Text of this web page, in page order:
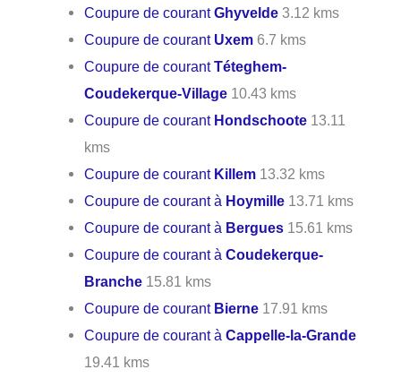
Coupure de courantGhyvelde 3.12 kms
Coupure de courant Uxem 6.7 kms
Coupure de courantTéteghem-
Coudekerque-Village 10.43 kms
Coupure de courant Hondschoote 13.11
kms
Coupure de courant Killem 13.32 kms
Coupure de courant à Hoymille 13.71 kms
Coupure de courant à Bergues 15.61 kms
Coupure de courant àCoudekerque-
Branche 15.81 kms
Coupure de courant Bierne 17.91 kms
Coupure de courant àCappelle-la-Grande
19.41 kms